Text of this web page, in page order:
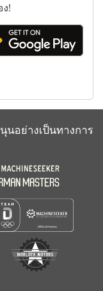
!
นอย่างเป็นทางการ